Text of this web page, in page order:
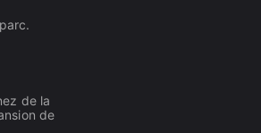
de la
de